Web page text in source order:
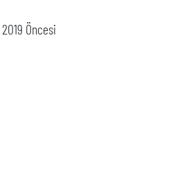
Öncesi